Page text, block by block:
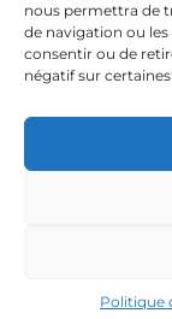
nous permettra de
de navigation ou les
consentir ou de
négatif sur
Politique